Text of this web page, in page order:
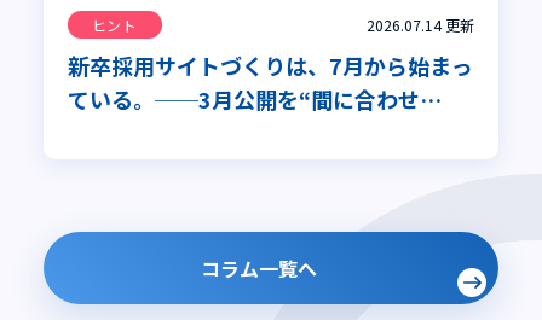
ヒント 2026.07.14更新
新卒採用サイトづくりは、7月から始まっ
ている。──3月公開を“間に合わせ
コラム一覧へ